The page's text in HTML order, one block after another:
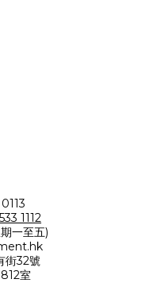
1112
一至五)
街32號
室